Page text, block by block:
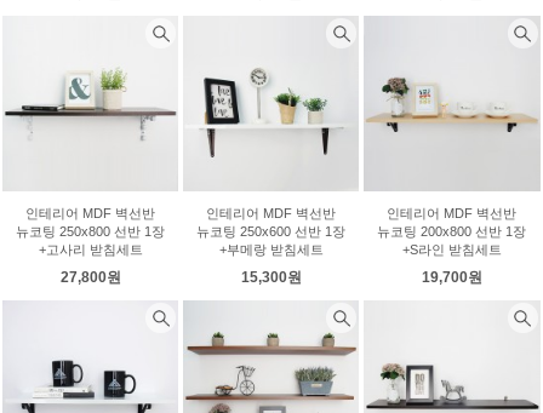
인테리어 MDF 벽선반
뉴코팅 250x800 선반 1장
+고사리 받침세트
27,800원
인테리어 MDF 벽선반
뉴코팅 250x600 선반 1장
+부메랑 받침세트
15,300원
인테리어 MDF 벽선반
뉴코팅 200x800 선반 1장
+S라인 받침세트
19,700원